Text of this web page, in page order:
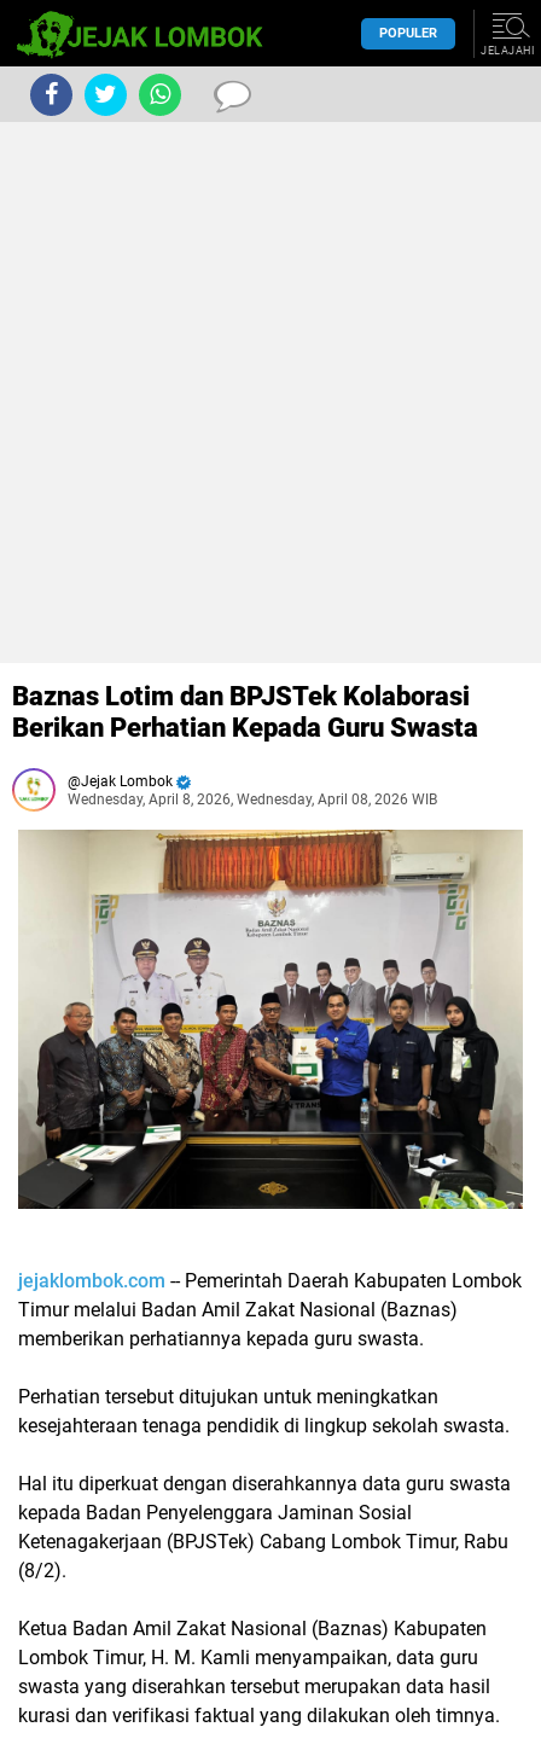
POPULER
JELAJAHI
Baznas Lotim dan BPJSTek Kolaborasi
Berikan Perhatian Kepada Guru Swasta
Jejak Lombok
Wednesday, April 8, 2026, Wednesday, April 08, 2026 WIB
jejaklombok.com -- Pemerintah Daerah Kabupaten Lombok
Timur melalui Badan Amil Zakat Nasional (Baznas)
memberikan perhatiannya kepada guru swasta.
Perhatian tersebut ditujukan untuk meningkatkan
kesejahteraan tenaga pendidik di lingkup sekolah swasta.
Hal itu diperkuat dengan diserahkannya data guru swasta
kepada Badan Penyelenggara Jaminan Sosial
Ketenagakerjaan (BPJSTek) Cabang Lombok Timur, Rabu
(8/2).
Ketua Badan Amil Zakat Nasional (Baznas) Kabupaten
Lombok Timur, H. M. Kamli menyampaikan, data guru
swasta yang diserahkan tersebut merupakan data hasil
kurasi dan verifikasi faktual yang dilakukan oleh timnya.